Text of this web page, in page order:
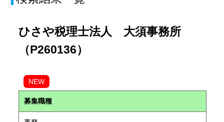
ひさや税理士法人 大須事務所
（P260136）
NEW
募集職種